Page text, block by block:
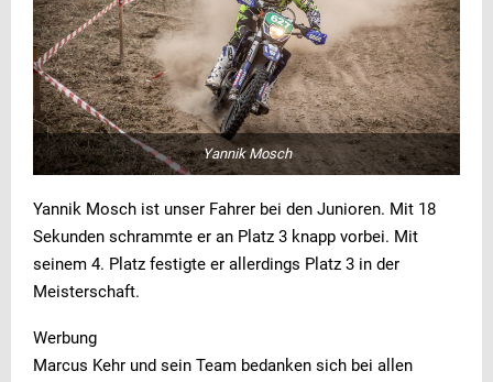
Yannik Mosch
Yannik Mosch ist unser Fahrer bei den Junioren. Mit 18
Sekunden schrammte er an Platz 3 knapp vorbei. Mit
seinem 4. Platz festigte er allerdings Platz 3 in der
Meisterschaft.
Werbung
Marcus Kehr und sein Team bedanken sich bei allen